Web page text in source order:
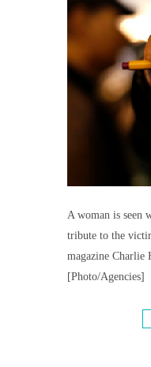
A woman is seen
tribute to the
magazine Charlie
[Photo/Agencies]